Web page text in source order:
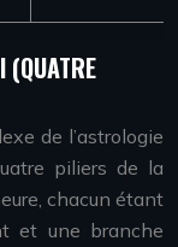
(QUATRE
de l’astrologie
piliers de la
chacun étant
et une branche